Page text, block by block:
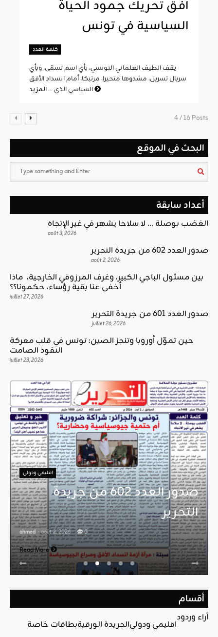
أفق تحريك جمود الحياة
السياسية في تونس
كلمة العدد
يقف الطيف العلماني التونسي، بأي اسم تسمّى، وبأي
سربال تسربل، مشدوها متحيرا، مرتبكا، أمام انسداد الأفق
السياسي الذي ...
4 / 16 Posts
البحث في الموقع
أعداد سابقة
الغضب بوصلة … لا سلاحا يشهر في غير الإتجاه
août 3, 2026
صدور العدد 602 من جريدة التحرير
août 2, 2026
بين مسئول الباجي الكبير، وغرف المرزوقي الخارجية، ماذا
أخفى عنا بقية رؤساء، حكمونا؟؟
juillet 27, 2026
صدور العدد 601 من جريدة التحرير
juillet 26, 2026
حين تموّل أوروبا وتنجز الصين: تونس في قلب معركة
النفوذ الصامت
juillet 23, 2026
اقليمي ودولي
صدور العدد 602 من جريدة
التحرير
ahmed - août 2, 2026 0
Read More
أقسام
آراء وردود
اقليمي ودوليالجريدة الورقيةبطاقات خاصة